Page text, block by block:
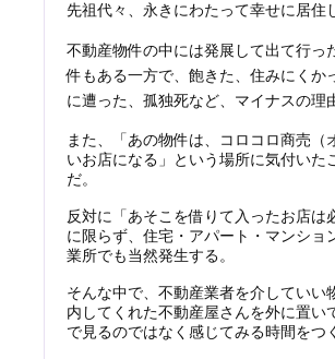
先祖代々、永きにわたって幸せに居
不動産物件の中には発展して出て行
件もある一方で、飽きた、住みに くか
に遭った、孤独死など、マイナスの理
また、「あの物件は、コロコロ商売
いお店になる」という場所に気付い
だ。
反対に「あそこを借りて入ったお店
に限らず、住宅・アパート・マンショ
業所でも当然発生する。
そんな中で、不動産業者を介してい
内してくれた不動産屋さんを外に置
で見るのではなく感じてみる時間をつ